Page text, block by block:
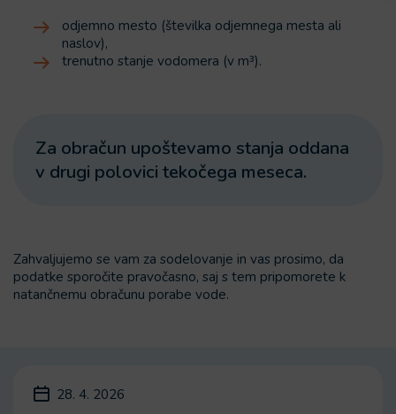
odjemno mesto (številka odjemnega mesta ali
naslov),
trenutno stanje vodomera (v m³).
Za obračun upoštevamo stanja oddana
v drugi polovici tekočega meseca.
Zahvaljujemo se vam za sodelovanje in vas prosimo, da
podatke sporočite pravočasno, saj s tem pripomorete k
natančnemu obračunu porabe vode.
28. 4. 2026